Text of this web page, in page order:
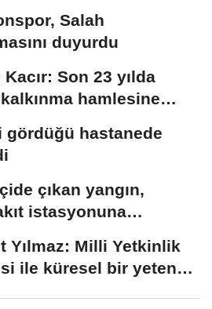
Salah
duyurdu
Son 23 yılda
hamlesine
gördüğü hastanede
çıkan yangın,
istasyonuna
Yılmaz: Milli Yetkinlik
ile küresel bir yetenek